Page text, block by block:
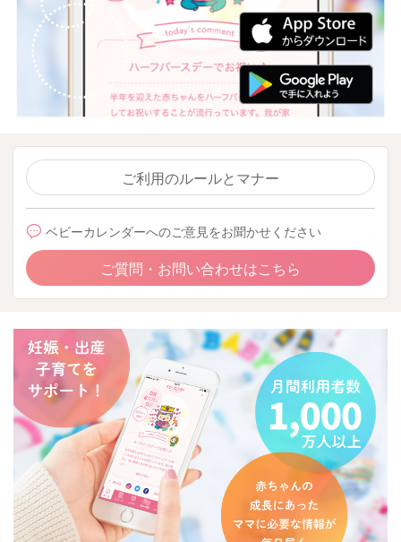
ご利用のルールとマナー
ベビーカレンダーへのご意見をお聞かせください
ご質問・お問い合わせはこちら